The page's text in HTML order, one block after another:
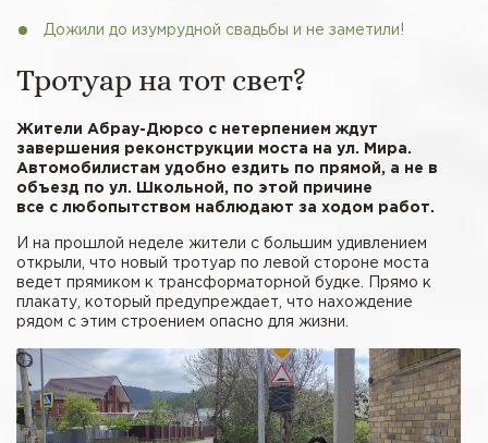
Дожили до изумрудной свадьбы и не заметили!
Тротуар на тот свет?
Жители Абрау-Дюрсо с нетерпением ждут
завершения реконструкции моста на ул. Мира.
Автомобилистам удобно ездить по прямой, а не в
объезд по ул. Школьной, по этой причине
все с любопытством наблюдают за ходом работ.
И на прошлой неделе жители с большим удивлением
открыли, что новый тротуар по левой стороне моста
ведет прямиком к трансформаторной будке. Прямо к
плакату, который предупреждает, что нахождение
рядом с этим строением опасно для жизни.